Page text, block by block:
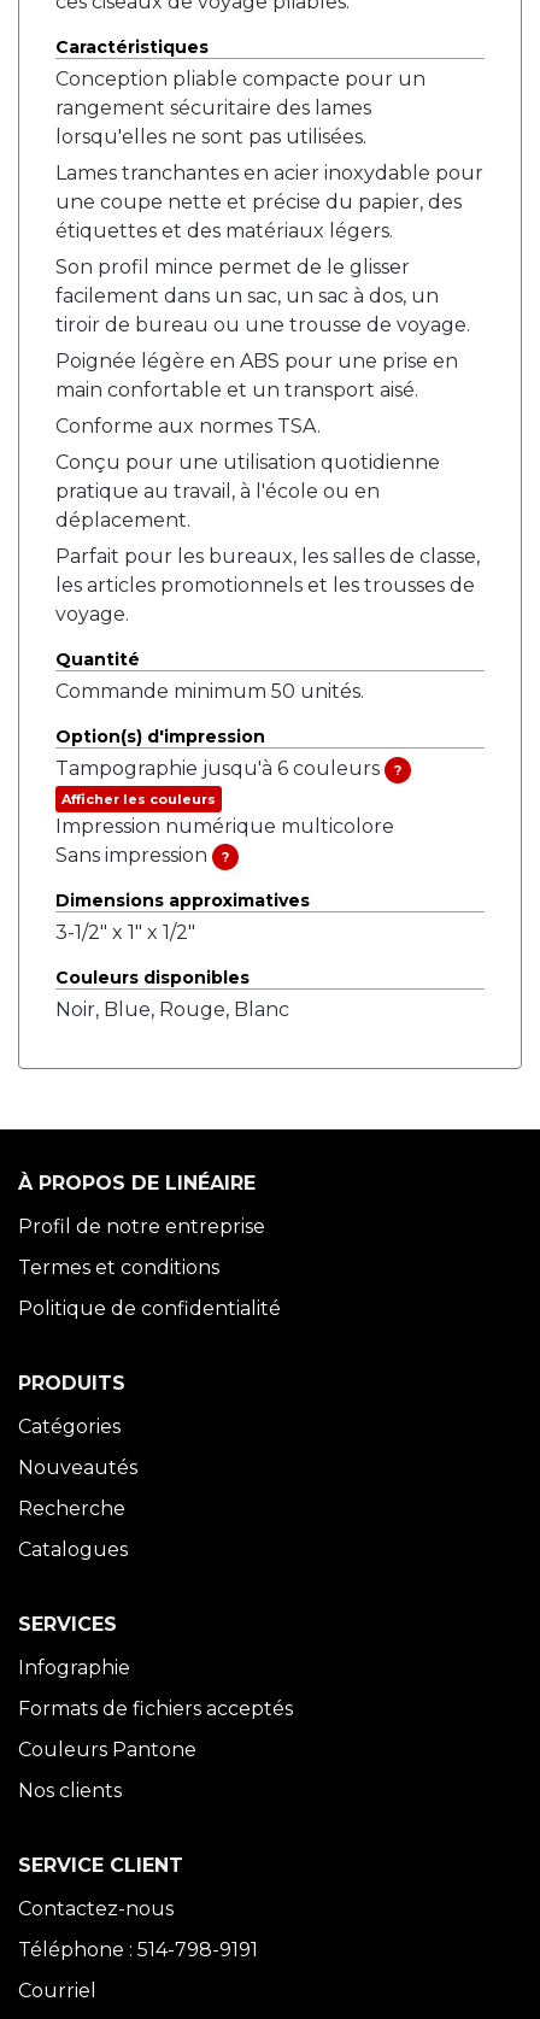
Caractéristiques
Conception pliable compacte pour un
rangement sécuritaire des lames
lorsqu'elles ne sont pas utilisées.
Lames tranchantes en acier inoxydable pour
une coupe nette et précise du papier, des
étiquettes et des matériaux légers.
Son profil mince permet de le glisser
facilement dans un sac, un sac à dos, un
tiroir de bureau ou une trousse de voyage.
Poignée légère en ABS pour une prise en
main confortable et un transport aisé.
Conforme aux normes TSA.
Conçu pour une utilisation quotidienne
pratique au travail, à l'école ou en
déplacement.
Parfait pour les bureaux, les salles de classe,
les articles promotionnels et les trousses de
voyage.
Quantité
Commande minimum 50 unités.
Option(s) d'impression
Tampographie jusqu'à 6 couleurs
?
Afficher les couleurs
Impression numérique multicolore
Sans impression
?
Dimensions approximatives
3-1/2" x 1" x 1/2"
Couleurs disponibles
Noir, Blue, Rouge, Blanc
À PROPOS DE LINÉAIRE
Profil de notre entreprise
Termes et conditions
Politique de confidentialité
PRODUITS
Catégories
Nouveautés
Recherche
Catalogues
SERVICES
Infographie
Formats de fichiers acceptés
Couleurs Pantone
Nos clients
SERVICE CLIENT
Contactez-nous
Téléphone : 514-798-9191
Courriel